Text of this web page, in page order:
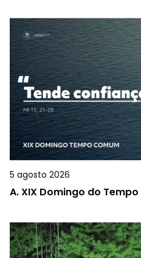
5 agosto 2026
A.XIX Domingo do